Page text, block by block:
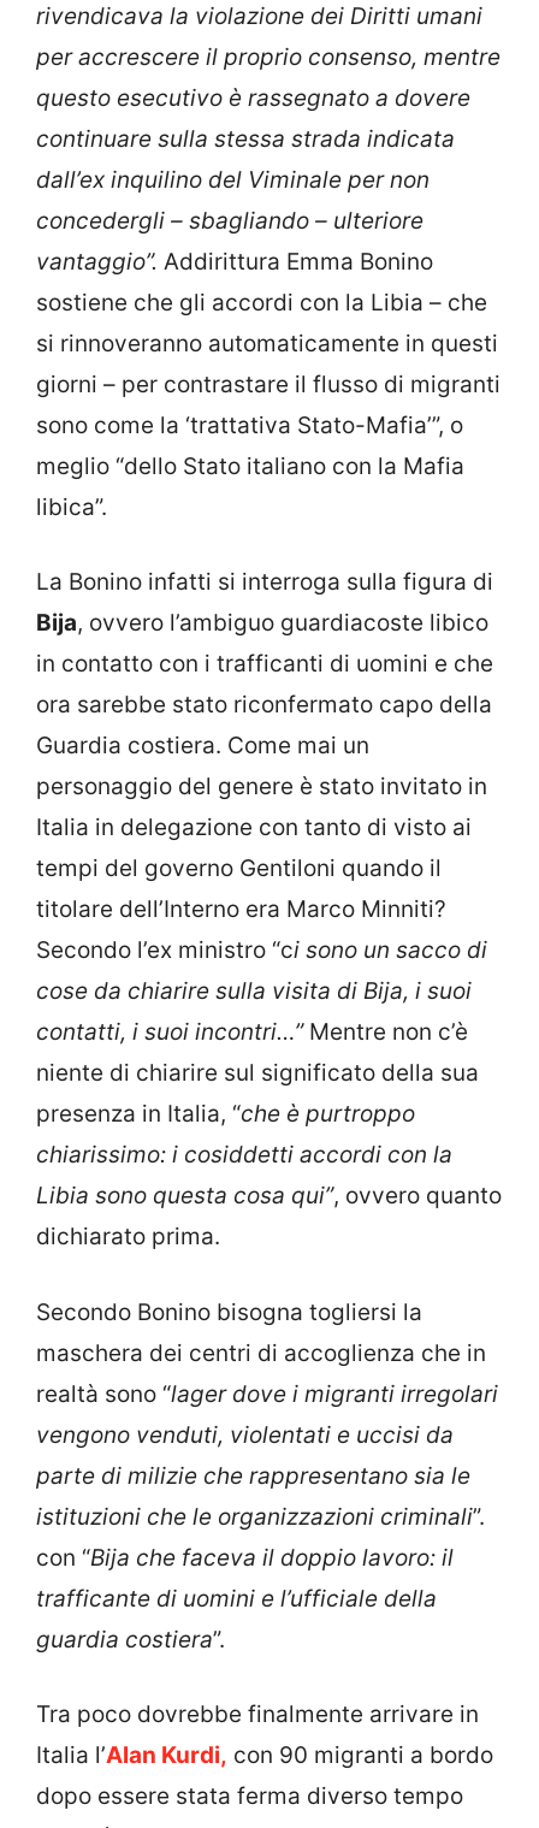
rivendicava la violazione dei Diritti umani
per accrescere il proprio consenso, mentre
questo esecutivo è rassegnato a dovere
continuare sulla stessa strada indicata
dall’ex inquilino del Viminale per non
concedergli – sbagliando – ulteriore
vantaggio”. Addirittura Emma Bonino
sostiene che gli accordi con la Libia – che
si rinnoveranno automaticamente in questi
giorni – per contrastare il flusso di migranti
sono come la ‘trattativa Stato-Mafia’”, o
meglio “dello Stato italiano con la Mafia
libica”.
La Bonino infatti si interroga sulla figura di
Bija, ovvero l’ambiguo guardiacoste libico
in contatto con i trafficanti di uomini e che
ora sarebbe stato riconfermato capo della
Guardia costiera. Come mai un
personaggio del genere è stato invitato in
Italia in delegazione con tanto di visto ai
tempi del governo Gentiloni quando il
titolare dell’Interno era Marco Minniti?
Secondo l’ex ministro “ci sono un sacco di
cose da chiarire sulla visita di Bija, i suoi
contatti, i suoi incontri…”Mentre non c’è
niente di chiarire sul significato della sua
presenza in Italia, “che è purtroppo
chiarissimo: i cosiddetti accordi con la
Libia sono questa cosa qui”, ovvero quanto
dichiarato prima.
Secondo Bonino bisogna togliersi la
maschera dei centri di accoglienza che in
realtà sono “lager dove i migranti irregolari
vengono venduti, violentati e uccisi da
parte di milizie che rappresentano sia le
istituzioni che le organizzazioni criminali”.
con “Bija che faceva il doppio lavoro: il
trafficante di uomini e l’ufficiale della
guardia costiera”.
Tra poco dovrebbe finalmente arrivare in
Italia l’Alan Kurdi, con 90 migranti a bordo
dopo essere stata ferma diverso tempo